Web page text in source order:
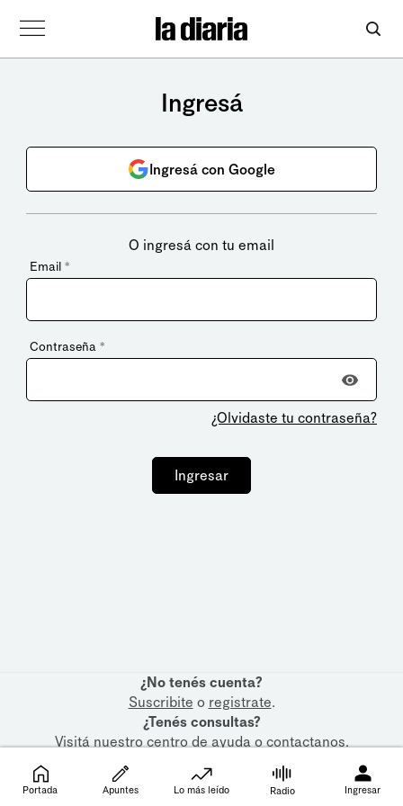
Ingresá
Ingresá con Google
O ingresá con tu email
Email *
Contraseña *
¿Olvidaste tu contraseña?
Ingresar
¿No tenés cuenta?
Suscribite o registrate.
¿Tenés consultas?
Visitá nuestrocentro de ayudaocontactanos.
Portada Apuntes Lo más leído Radio Ingresar